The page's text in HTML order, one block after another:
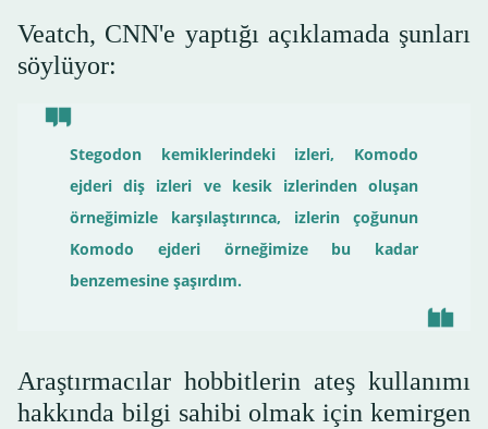
Veatch, CNN'e yaptığı açıklamada şunları
söylüyor:
Stegodon kemiklerindeki izleri, Komodo
ejderi diş izleri ve kesik izlerinden oluşan
örneğimizle karşılaştırınca, izlerin çoğunun
Komodo ejderi örneğimize bu kadar
benzemesine şaşırdım.
Araştırmacılar hobbitlerin ateş kullanımı
hakkında bilgi sahibi olmak için kemirgen